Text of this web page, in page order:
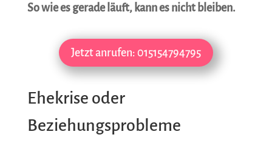
So wie es gerade läuft, kann es nicht bleiben.
Jetzt anrufen: 015154794795
Ehekrise oder
Beziehungsprobleme